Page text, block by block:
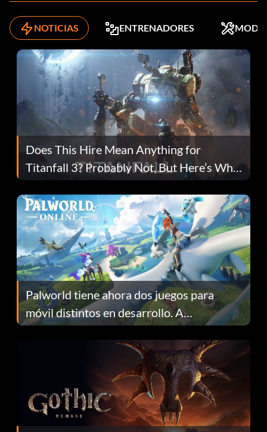
NOTICIAS ENTRENADORES MODS
Does This Hire Mean Anything for
Titanfall 3? Probably Not, But Here’s Why
Fans Are Hopeful
Palworld tiene ahora dos juegos para
móvil distintos en desarrollo. A
continuación te explicamos por qué.